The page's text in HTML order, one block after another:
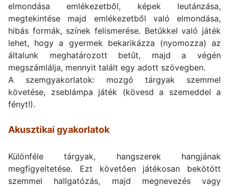
elmondása emlékezetből, képek leutánzása,
megtekintése majd emlékezetből való elmondása,
hibás formák, színek felismerése. Betűkkel való játék
lehet, hogy a gyermek bekarikázza (nyomozza) az
általunk meghatározott betűt, majd a végén
megszámlálja, mennyit talált egy adott szövegben.
A szemgyakorlatok: mozgó tárgyak szemmel
követése, zseblámpa játék (kövesd a szemeddel a
fényt!).
Akusztikai gyakorlatok
Különféle tárgyak, hangszerek hangjának
megfigyeltetése. Ezt követően játékosan bekötött
szemmel hallgatózás, majd megnevezés vagy